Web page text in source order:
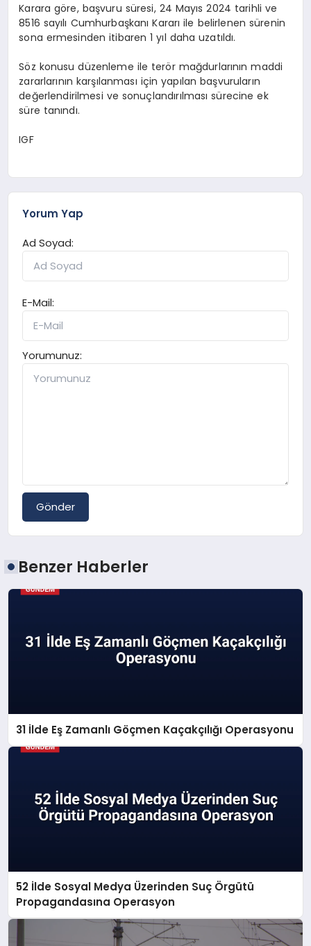
Karara göre, başvuru süresi, 24 Mayıs 2024 tarihli ve
8516 sayılı Cumhurbaşkanı Kararı ile belirlenen sürenin
sona ermesinden itibaren 1 yıl daha uzatıldı.
Söz konusu düzenleme ile terör mağdurlarının maddi
zararlarının karşılanması için yapılan başvuruların
değerlendirilmesi ve sonuçlandırılması sürecine ek
süre tanındı.
IGF
Yorum Yap
Ad Soyad:
E-Mail:
Yorumunuz:
Gönder
Benzer Haberler
31 İlde Eş Zamanlı Göçmen Kaçakçılığı Operasyonu
52 İlde Sosyal Medya Üzerinden Suç Örgütü
Propagandasına Operasyon